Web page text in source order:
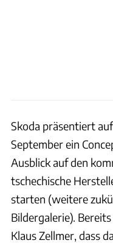
Skoda präsentiert
September ein
Ausblick auf den
tschechische
starten (weitere
Bildergalerie).
Klaus Zellmer, dass